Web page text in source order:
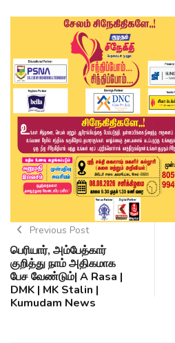
Previous Post
பெரியார், அம்பேத்கார்
குறித்து நாம் அதிகமாக
பேச வேண்டும்| A Rasa |
DMK | MK Stalin |
Kumudam News